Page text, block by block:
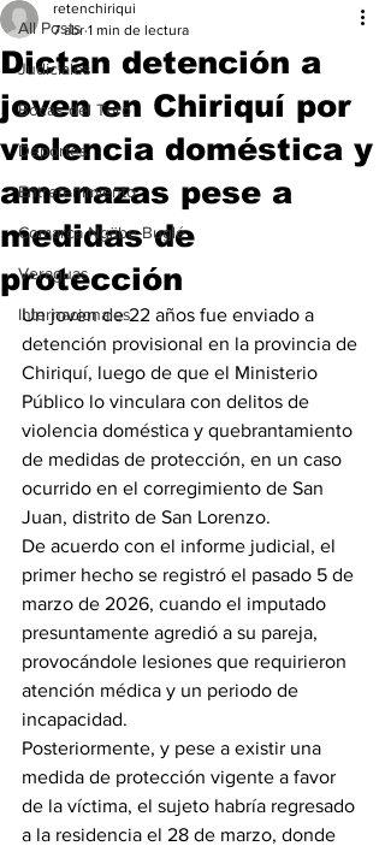
All Posts
Judiciales
Bocas del Toro
Deportes
Entretenimiento
Comarca Ngäbe-Buglé
Veraguas
Internacionales
Dictan detención a
joven en Chiriquí por
violencia doméstica y
amenazas pese a
medidas de
protección
retenchiriqui
7 abr 1 min de lectura
Un joven de 22 años fue enviado a
detención provisional en la provincia de
Chiriquí, luego de que el Ministerio
Público lo vinculara con delitos de
violencia doméstica y quebrantamiento
de medidas de protección, en un caso
ocurrido en el corregimiento de San
Juan, distrito de San Lorenzo.
De acuerdo con el informe judicial, el
primer hecho se registró el pasado 5 de
marzo de 2026, cuando el imputado
presuntamente agredió a su pareja,
provocándole lesiones que requirieron
atención médica y un periodo de
incapacidad.
Posteriormente, y pese a existir una
medida de protección vigente a favor
de la víctima, el sujeto habría regresado
a la residencia el 28 de marzo, donde